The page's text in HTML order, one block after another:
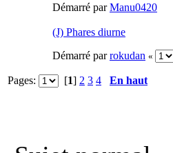
Démarré parManu0420
(J) Phares diurne
Démarré parrokudan «
Pages: [1] 2 3 4 En haut